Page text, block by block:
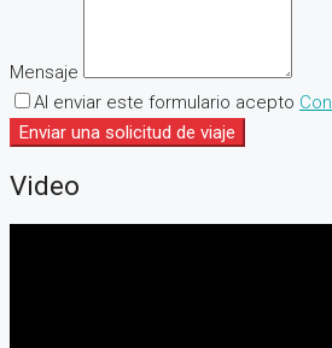
Mensaje
Al enviar este formulario acepto
Enviar una solicitud de viaje
Video